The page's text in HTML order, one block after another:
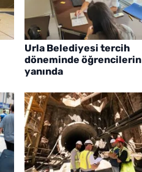
Urla Belediyesi tercih
döneminde öğrencilerin
yanında